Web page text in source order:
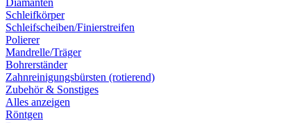
Diamanten
Schleifkörper
Schleifscheiben/Finierstreifen
Polierer
Mandrelle/Träger
Bohrerständer
Zahnreinigungsbürsten (rotierend)
Zubehör & Sonstiges
Alles anzeigen
Röntgen